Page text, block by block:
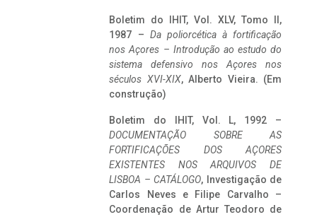
Boletim do IHIT, Vol. XLV, Tomo II,
1987 – Da poliorcética à fortificação
nos Açores – Introdução ao estudo do
sistema defensivo nos Açores nos
séculos XVI-XIX, Alberto Vieira. (Em
construção)
Boletim do IHIT, Vol. L, 1992 –
DOCUMENTAÇÃO SOBRE AS
FORTIFICAÇÕES DOS AÇORES
EXISTENTES NOS ARQUIVOS DE
LISBOA – CATÁLOGO, Investigação de
Carlos Neves e Filipe Carvalho –
Coordenação de Artur Teodoro de